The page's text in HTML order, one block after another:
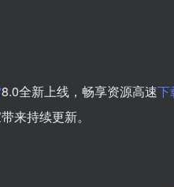
8.0全新上线，畅享资源高速下
来持续更新。